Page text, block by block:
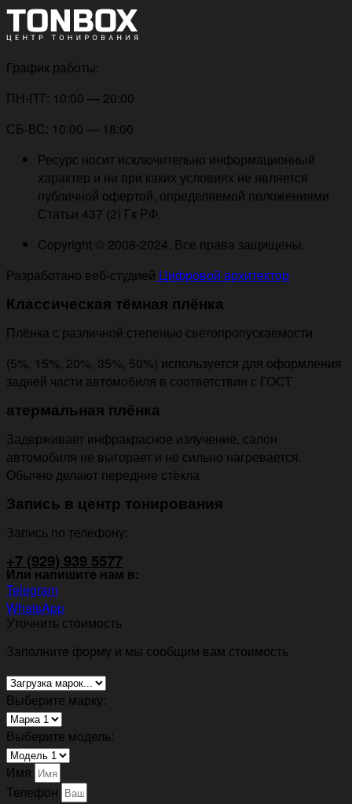
График работы:
ПН-ПТ: 10:00 — 20:00
СБ-ВС: 10:00 — 18:00
Ресурс носит исключительно информационный
характер и ни при каких условиях не является
публичной офертой, определяемой положениями
Статьи 437 (2) Гк РФ.
Copyright © 2008-2024. Все права защищены.
Разработано веб-студией Цифровой архитектор
Классическая тёмная плёнка
Плёнка с различной степенью светопропускаемости
(5%, 15%, 20%, 35%, 50%) используется для оформления
задней части автомобиля в соответствии с ГОСТ
атермальная плёнка
Задерживает инфракрасное излучение, салон
автомобиля не выгорает и не сильно нагревается.
Обычно делают передние стёкла
Запись в центр тонирования
Запись по телефону:
+7 (929) 939 5577
Или напишите нам в:
Telegram
WhatsApp
Уточнить стоимость
Заполните форму и мы сообщим вам стоимость
Выберите марку:
Выберите модель:
Имя
Телефон